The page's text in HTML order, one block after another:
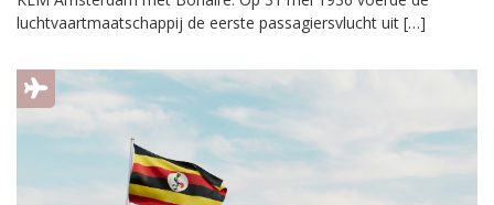
luchtvaartmaatschappij de eerste passagiersvlucht uit […]